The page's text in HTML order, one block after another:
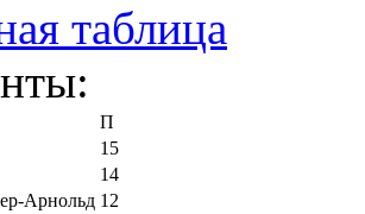
таблица
П
15
14
Арнольд 12